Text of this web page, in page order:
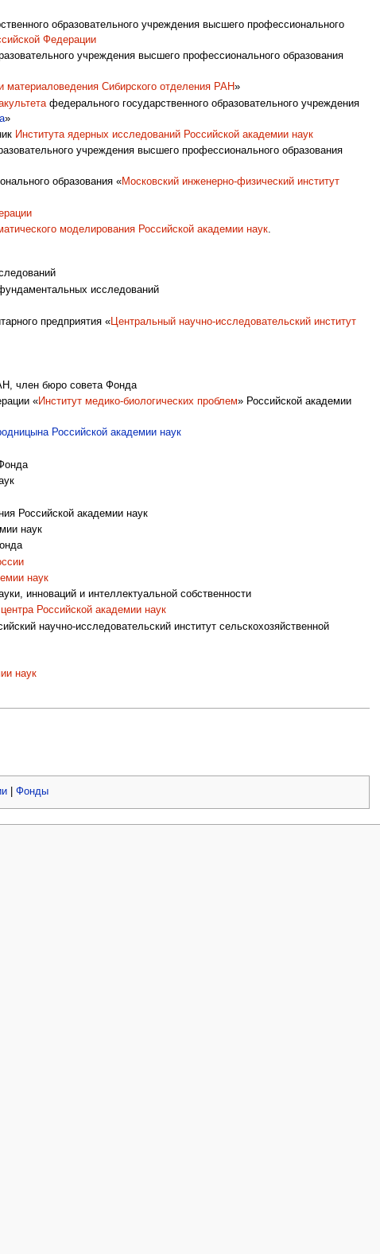
образовательного учреждения высшего профессионального
Федерации
учреждения высшего профессионального образования
материаловедения Сибирского отделения РАН»
федерального государственного образовательного учреждения
»
Института ядерных исследований Российской академии наук
учреждения высшего профессионального образования
образования «Московский инженерно-физический институт
моделирования Российской академии наук.
исследований
предприятия «Центральный научно-исследовательский институт
член бюро совета Фонда
«Институт медико-биологических проблем» Российской академии
Российской академии наук
Российской академии наук
наук
наук
инноваций и интеллектуальной собственности
Российской академии наук
научно-исследовательский институт сельскохозяйственной
наук
| Фонды